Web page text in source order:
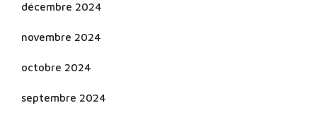
décembre 2024
novembre 2024
octobre 2024
septembre 2024